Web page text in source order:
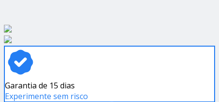
Garantia de 15 dias
Experimente sem risco